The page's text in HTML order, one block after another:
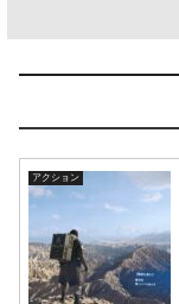
アクション